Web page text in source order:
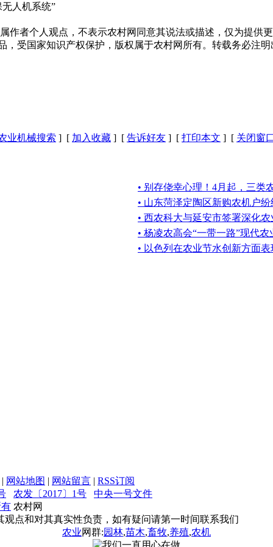
人机系统”
者个人观点，不表示农村网同意其说法或描述，仅为提供
受国家知识产权保护，版权属于农村网所有。转载务必注
业机械搜索 ] [ 加入收藏 ] [ 告诉好友 ] [ 打印本文 ] [ 关闭窗
• 别存侥幸心理！4月起，三类
• 山东菏泽定陶区新购农机户纷
• 西农科大与延安市签署深化
• 杨凌农高会“一带一路”现代
• 以色列在农业节水创新方面
| 网站地图 | 网站留言 | RSS订阅
农发〔2017〕1号
中央一号文件
农村网
点和对其真实性负责，如有疑问请第一时间联系我们
农业网群:园林,苗木,畜牧,养殖,农机